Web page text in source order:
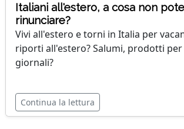
Italiani all'estero, a cosa non
rinunciare?
Vivi all'estero e torni in Italia per
riporti all'estero? Salumi, prodotti per
giornali?
Continua la lettura